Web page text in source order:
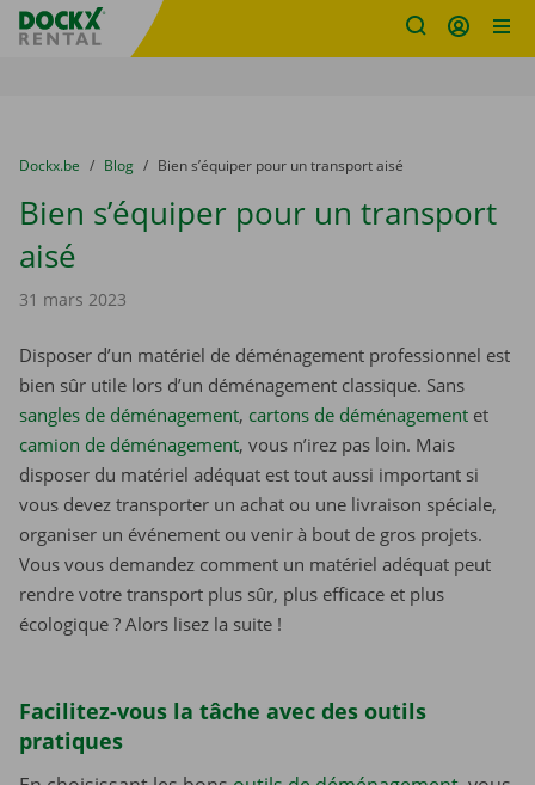
sitename
You are here:
du
Dockx.be to
Blog to
Bien s’équiper pour un transport aisé
Bien s’équiper pour un transport
aisé
31 mars 2023
Disposer d’un matériel de déménagement professionnel est
bien sûr utile lors d’un déménagement classique. Sans
sangles de déménagement, cartons de déménagement et
camion de déménagement, vous n’irez pas loin. Mais
disposer du matériel adéquat est tout aussi important si
vous devez transporter un achat ou une livraison spéciale,
organiser un événement ou venir à bout de gros projets.
Vous vous demandez comment un matériel adéquat peut
rendre votre transport plus sûr, plus efficace et plus
écologique ? Alors lisez la suite !
Facilitez-vous la tâche avec des outils
pratiques